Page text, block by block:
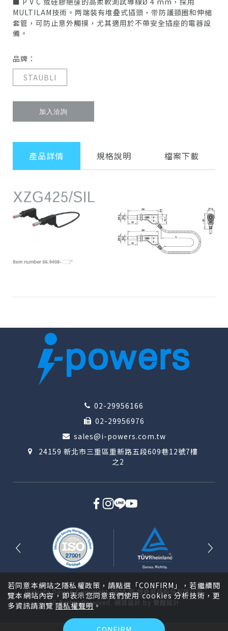
MULTILAM技術。两端裝有堆叠式插頭，带防護頸圈和伸縮
套管，可防止意外觸摸，尤其適用於不帶安全插座的電器設
備。
品牌：
STAUBLI
加入洽詢
產品詳情 規格說明 檔案下載
02-29956166
02-29956976
sales@i-powers.com.tw
24159 新北市三重區重新路五段609巷12號7樓
之2
Website DesignCopyright 2026 © 詮能資訊股份有限公司
All Rights Reserved. 網頁設計 by 覺醒設計
若同意本網站之隱私權政策，請點選「CONFIRM」，若繼續閱
覽本網站內容，即表示您同意我們使用 cookies 分析技術，更
多資訊請瀏覽隱私權聲明。